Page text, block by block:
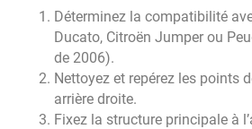
Déterminez la compatibilité
Ducato, Citroën Jumper ou
de 2006).
Nettoyez et repérez les points
arrière droite.
Fixez la structure principale à